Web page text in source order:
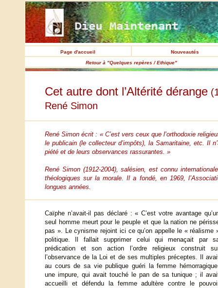
Page d'accueil
Nouveautés
Retour à "Quelques repères / Ethique"
Cet autre dont l’Altérité dérange
René Simon
René Simon écrit : « C’est vers ceux que l’orthodoxie
le publicain (le collecteur d’impôts), la Samaritaine, etc. Il
piété et de leurs observances rassurantes. »
René Simon (1912-2004), salésien, est connu
théologiques sur la morale. Il a fondé, en 1969,
longues années.
Caïphe n’avait-il pas déclaré : « C’est votre avantage
seul homme meurt pour le peuple et que la nation ne
pas ». Le cynisme rejoint ici ce qu’on appelle le « réalisme
politique. Il fallait supprimer celui qui menaçait par
prédication et son action l’ordre religieux construit
l’observance de la Loi et de ses multiples préceptes. Il
au cours de sa vie publique guéri la femme
une impure, qui avait touché le pan de sa tunique ; il
accueilli et défendu la femme adultère contre le